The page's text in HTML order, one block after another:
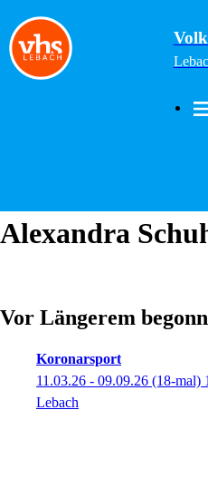
Alexandra
Vor Längerem
Koronarsport
11.03.26 - 09.09.26 (18-mal)
Lebach